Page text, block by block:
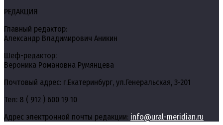
РЕДАКЦИЯ
Главный редактор:
Александр Владимирович Аникин
Шеф-редактор:
Вероника Романовна Румянцева
Почтовый адрес: г.Екатеринбург, ул.Генеральская, 3-201
Тел: 8 ( 912 ) 600 19 10
Адрес электронной почты редакции: info@ural-meridian.ru